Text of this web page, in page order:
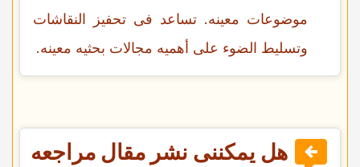
موضوعات معینه. تساعد فی تحفیز النقاشات
وتسلیط الضوء على أهمیه مجالات بحثیه معینه.
هل یمکننی نشر مقال مراجعه